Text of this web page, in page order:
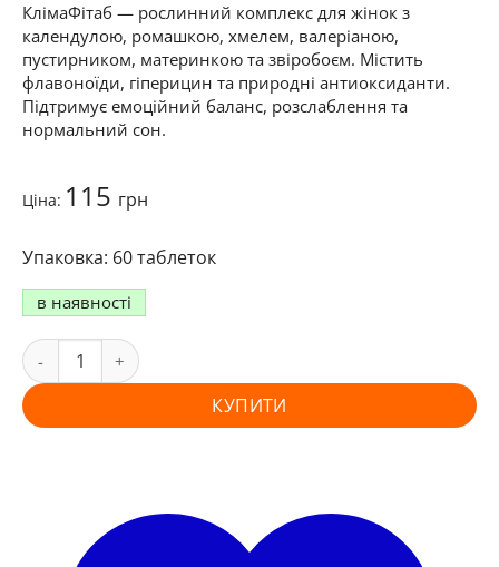
КлімаФітаб — рослинний комплекс для жінок з
календулою, ромашкою, хмелем, валеріаною,
пустирником, материнкою та звіробоєм. Містить
флавоноїди, гіперицин та природні антиоксиданти.
Підтримує емоційний баланс, розслаблення та
нормальний сон.
Ціна: 115 грн
60 таблеток
в наявності
КУПИТИ